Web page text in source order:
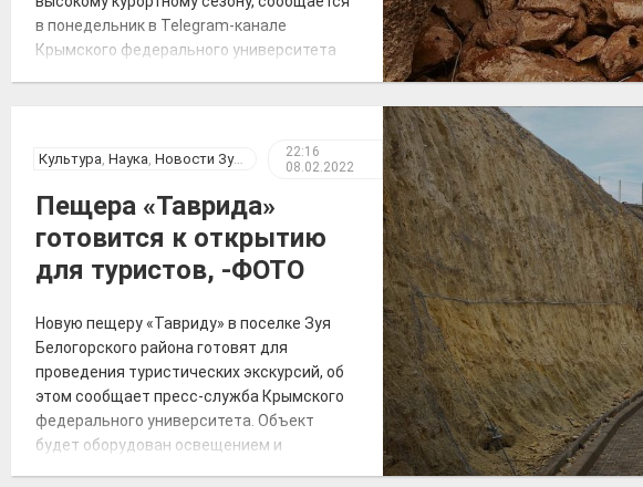
в понедельник в Telegram-канале
Крымского федерального университета
отмечается, что посещение «Тавриды»
будет полностью безопасным. За
возможным движением грунтов и камней
[…]
Культура, Наука, Новости Зуи , Новости Крыма Общество
22:16
08.02.2022
Пещера «Таврида»
готовится к открытию
для туристов, -ФОТО
Новую пещеру «Тавриду» в поселке Зуя
Белогорского района готовят для
проведения туристических экскурсий, об
этом сообщает пресс-служба Крымского
федерального университета. Объект
будет оборудован освещением и